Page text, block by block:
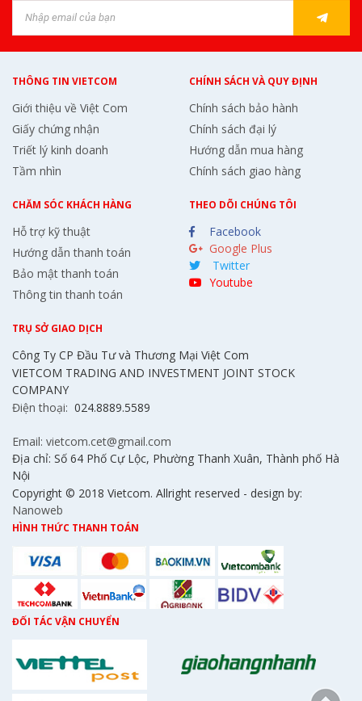
THÔNG TIN VIETCOM
Giới thiệu về Việt Com
Giấy chứng nhận
Triết lý kinh doanh
Tầm nhìn
CHÍNH SÁCH VÀ QUY ĐỊNH
Chính sách bảo hành
Chính sách đại lý
Hướng dẫn mua hàng
Chính sách giao hàng
CHĂM SÓC KHÁCH HÀNG
Hỗ trợ kỹ thuật
Hướng dẫn thanh toán
Bảo mật thanh toán
Thông tin thanh toán
THEO DÕI CHÚNG TÔI
Facebook
Google Plus
Twitter
Youtube
TRỤ SỞ GIAO DỊCH
Công Ty CP Đầu Tư và Thương Mại Việt Com
VIETCOM TRADING AND INVESTMENT JOINT STOCK
COMPANY
Điện thoại: 024.8889.5589
Email: vietcom.cet@gmail.com
Địa chỉ: Số 64 Phố Cự Lộc, Phường Thanh Xuân, Thành phố Hà
Nội
Copyright © 2018 Vietcom. Allright reserved - design by:
Nanoweb
HÌNH THỨC THANH TOÁN
ĐỐI TÁC VẬN CHUYỂN